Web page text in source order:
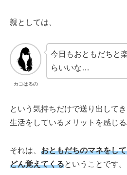
親としては、
カコはるの
今日もおともだちと
らいいな…
という気持ちだけで送り出して
生活をしているメリットを感じる
それは、 おともだちのマネをし
どん覚えてくるということです。